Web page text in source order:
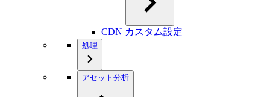
CDN カスタム設定
処理
アセット分析